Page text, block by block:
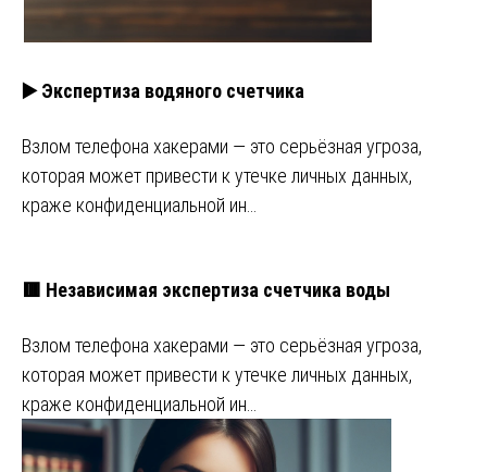
▶️ Экспертиза водяного счетчика
Взлом телефона хакерами — это серьёзная угроза,
которая может привести к утечке личных данных,
краже конфиденциальной ин…
🟥 Независимая экспертиза счетчика воды
Взлом телефона хакерами — это серьёзная угроза,
которая может привести к утечке личных данных,
краже конфиденциальной ин…